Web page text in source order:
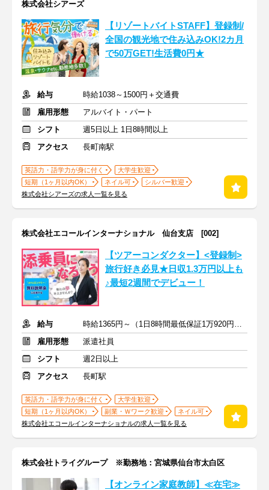
株式会社シアーズ
【リゾートバイトSTAFF】登録制/
全国の観光地で住み込みOK!2カ月
で50万GET!生活費0円★
給与
時給1038～1500円＋交通費
雇用形態
アルバイト・パート
シフト
週5日以上 1日8時間以上
アクセス
長町南駅
英語力・語学力が身に付く
大学生歓迎
短期（1ヶ月以内OK）
ネイル可
シルバー歓迎
株式会社シアーズの求人一覧を見る
株式会社エコールインターナショナル 仙台支店 [002]
【ツアーコンダクター】<登録制>
旅行好き必見★日収1.3万円以上も
♪最短2週間でデビュー！
給与
時給1365円～（1日8時間最低保証1万920円）+交通費全額支給
雇用形態
派遣社員
シフト
週2日以上
アクセス
長町駅
英語力・語学力が身に付く
大学生歓迎
短期（1ヶ月以内OK）
副業・Ｗワーク歓迎
ネイル可
株式会社エコールインターナショナルの求人一覧を見る
株式会社トライグループ ※勤務地：宮城県仙台市太白区
【オンライン家庭教師】≪在宅≫